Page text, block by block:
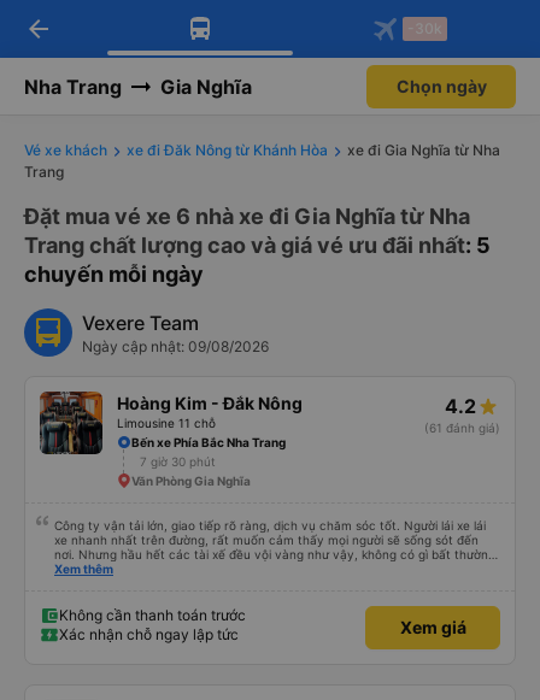
Tải app Vexere ngay!
Nhận ưu đãi thành viên độc
Mở app
Tải app Vexere
-30k/ghế khi đặt vé máy bay qua
Mở app
arrow_back -30k
Nha Trang Gia Nghĩa Chọn ngày
Vé xe khách xe đi Đăk Nông từ Khánh Hòa
xe đi Gia Nghĩa từ Nha
Trang
Đặt mua vé xe 6 nhà xe đi Gia Nghĩa từ Nha
Trang chất lượng cao và giá vé ưu đãi nhất: 5
chuyến mỗi ngày
Vexere Team
Ngày cập nhật: 09/08/2026
Hoàng Kim - Đắk Nông
Limousine 11 chỗ
4.2
(61 đánh giá)
Bến xe Phía Bắc Nha Trang
7 giờ 30 phút
Văn Phòng Gia Nghĩa
Công ty vận tải lớn, giao tiếp rõ ràng, dịch vụ chăm sóc tốt. Người lái xe lái
xe nhanh nhất trên đường, rất muốn cảm thấy mọi người sẽ sống sót đến
nơi. Nhưng hầu hết các tài xế đều vội vàng như vậy, không có gì bất thường
cả.
Xem thêm
Không cần thanh toán trước
Xác nhận chỗ ngay lập tức
Xem giá